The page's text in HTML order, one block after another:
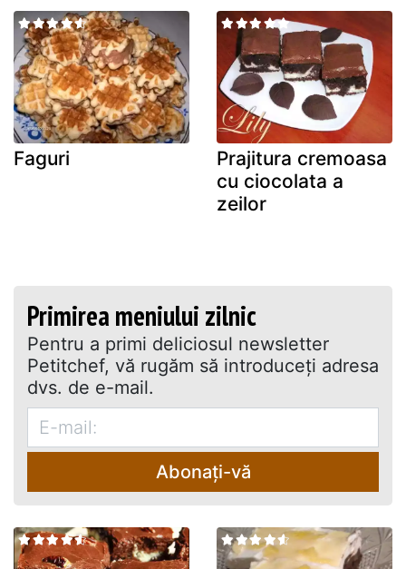
Faguri
Prajitura cremoasa
cu ciocolata a
zeilor
Primirea meniului zilnic
Pentru a primi deliciosul newsletter
Petitchef, vă rugăm să introduceţi adresa
dvs. de e-mail.
Abonați-vă